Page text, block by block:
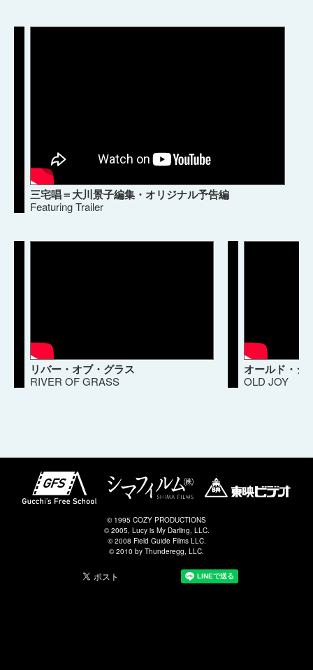
三宅唱＝大川景子編集・オリジナル予告編
Featuring Trailer
リバー・オブ・グラス
RIVER OF GRASS
オールド・ジ
OLD JOY
© 1995 COZY PRODUCTIONS
© 2005, Lucy is My Darling, LLC.
© 2008 Field Guide Films LLC.
© 2010 by Thunderegg, LLC.